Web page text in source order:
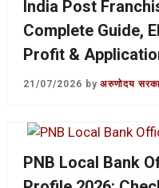
India Post
Complete Guide,
Profit &
21/07/2026 byअरुणोदय
PNB Local Bank